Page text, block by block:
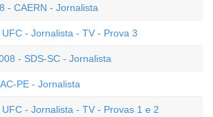
- CAERN - Jornalista
- Jornalista - TV - Prova 3
- SDS-SC - Jornalista
PE - Jornalista
- Jornalista - TV - Provas 1 e 2